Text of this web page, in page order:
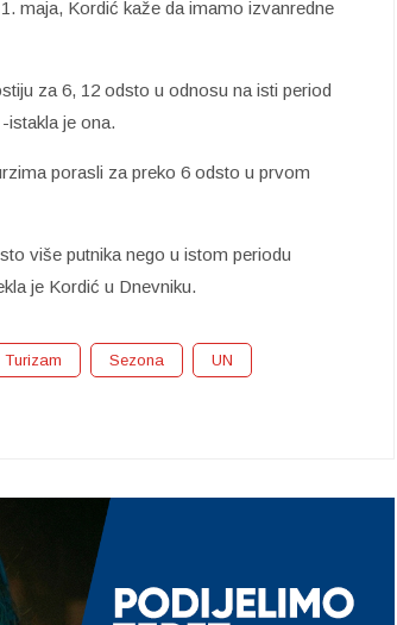
maja, Kordić kaže da imamo izvanredne
za 6, 12 odsto u odnosu na isti period
istakla je ona.
porasli za preko 6 odsto u prvom
više putnika nego u istom periodu
je Kordić u Dnevniku.
Turizam Sezona UN